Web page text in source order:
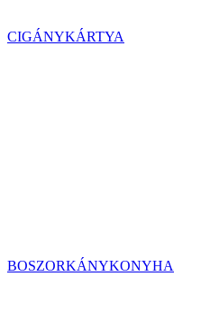
CIGÁNYKÁRTYA
BOSZORKÁNYKONYHA